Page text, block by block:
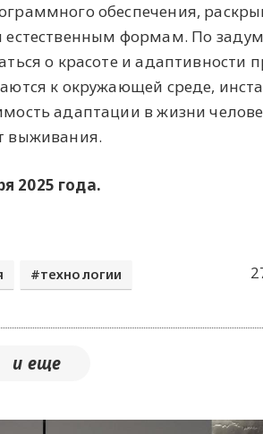
обеспечения,
формам. По
о красоте и адаптивности
к окружающей среде,
адаптации в жизни
выживания.
2025 года.
технологии